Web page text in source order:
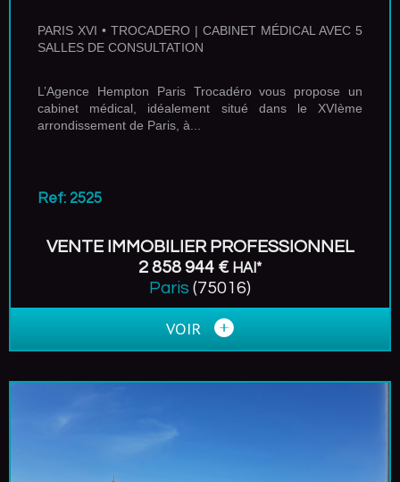
PARIS XVI • TROCADERO | CABINET MÉDICAL AVEC 5
SALLES DE CONSULTATION
L’Agence Hempton Paris Trocadéro vous propose un
cabinet médical, idéalement situé dans le XVIème
arrondissement de Paris, à...
Ref: 2525
VENTE IMMOBILIER PROFESSIONNEL
2 858 944 € HAI*
Paris (75016)
VOIR